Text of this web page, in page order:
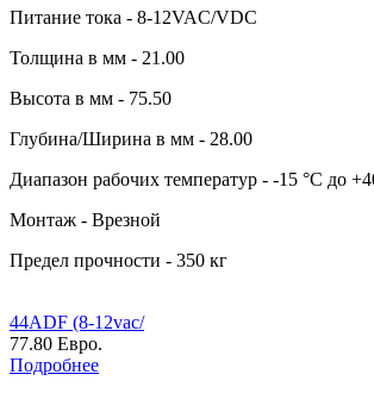
Питание тока - 8-12VAC/VDC
Толщина в мм - 21.00
Высота в мм - 75.50
Глубина/Ширина в мм - 28.00
Диапазон рабочих температур - -15 °C до
Монтаж - Врезной
Предел прочности - 350 кг
44ADF (8-12vac/
77.80 Евро.
Подробнее